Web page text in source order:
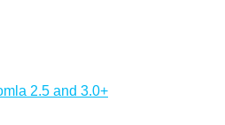
2.5 and 3.0+